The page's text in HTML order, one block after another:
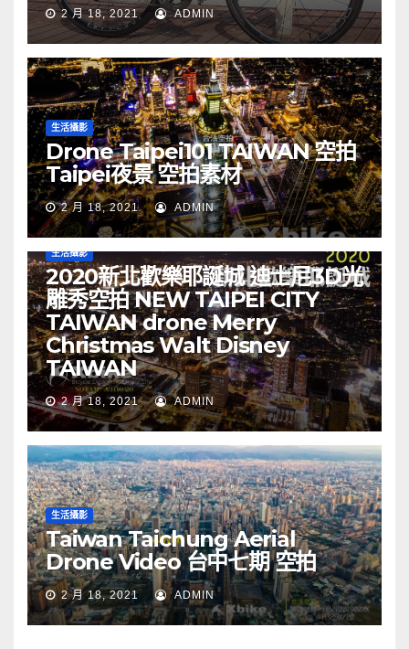
2 月 18, 2021 ADMIN
生活攝影
Drone Taipei101 TAIWAN 空拍
Taipei夜景 空拍素材
2 月 18, 2021 ADMIN
生活攝影
2020新北歡樂耶誕城 迪士尼3D光
雕秀空拍 NEW TAIPEI CITY
TAIWAN drone Merry
Christmas Walt Disney
TAIWAN
2 月 18, 2021 ADMIN
生活攝影
Taiwan Taichung Aerial
Drone Video 台中七期 空拍
2 月 18, 2021 ADMIN